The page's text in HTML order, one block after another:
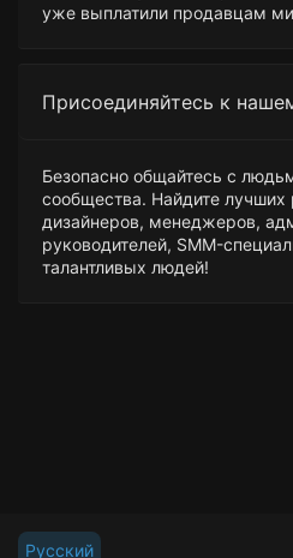
уже выплатили продавцам
Присоединяйтесь к
Безопасно общайтесь с
сообщества. Найдите лучших
дизайнеров, менеджеров,
руководителей, SMM-
талантливых людей!
Русский